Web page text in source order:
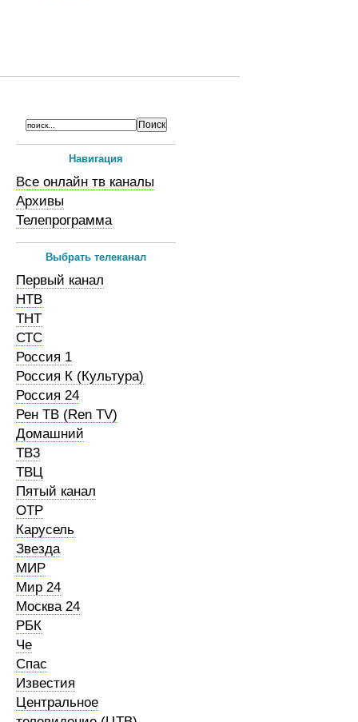
Навигация
Все онлайн тв каналы
Архивы
Телепрограмма
Выбрать телеканал
Первый канал
НТВ
ТНТ
СТС
Россия 1
Россия К (Культура)
Россия 24
Рен ТВ (Ren TV)
Домашний
ТВ3
ТВЦ
Пятый канал
ОТР
Карусель
Звезда
МИР
Мир 24
Москва 24
РБК
Че
Спас
Известия
Центральное